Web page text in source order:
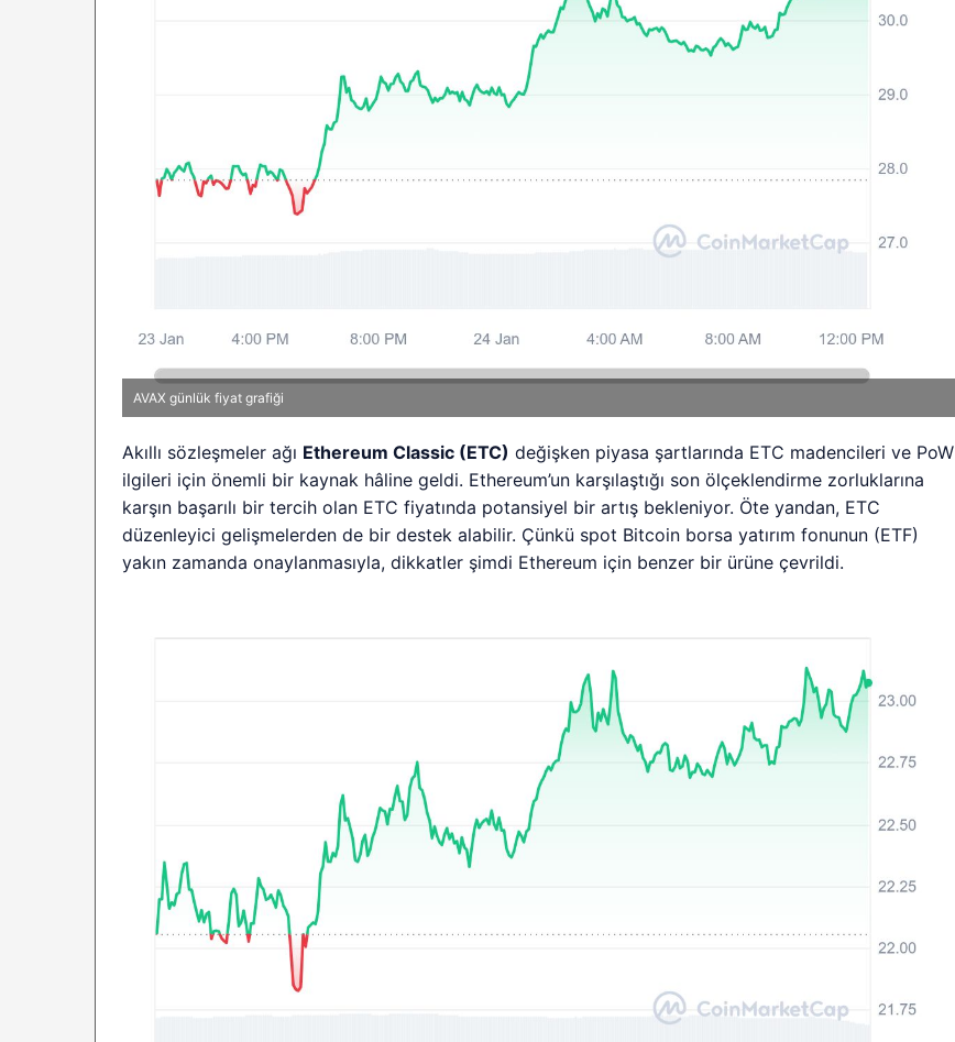
AVAX günlük fiyat grafiği
Akıllı sözleşmeler ağı Ethereum Classic (ETC) değişken piyasa şartlarında ETC madencileri ve PoW
ilgileri için önemli bir kaynak hâline geldi. Ethereum’un karşılaştığı son ölçeklendirme zorluklarına
karşın başarılı bir tercih olan ETC fiyatında potansiyel bir artış bekleniyor. Öte yandan, ETC
düzenleyici gelişmelerden de bir destek alabilir. Çünkü spot Bitcoin borsa yatırım fonunun (ETF)
yakın zamanda onaylanmasıyla, dikkatler şimdi Ethereum için benzer bir ürüne çevrildi.